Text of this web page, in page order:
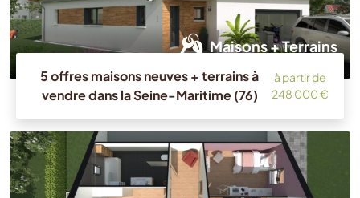
Maisons + Terrains
5 offres maisons neuves + terrains à
vendre dans la Seine-Maritime (76)
à partir de
248 000 €